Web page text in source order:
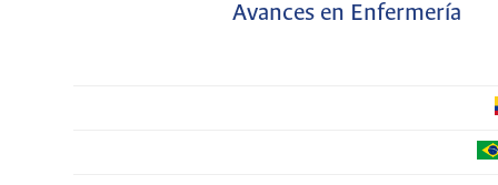
Avances en Enfermería